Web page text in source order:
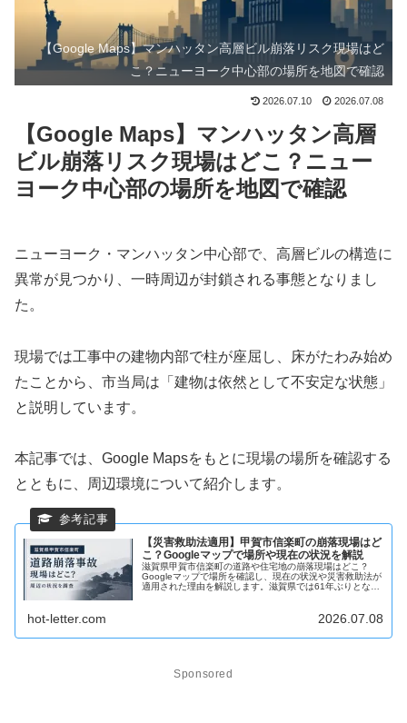
【Google Maps】マンハッタン高層ビル崩落リスク現場はど
こ？ニューヨーク中心部の場所を地図で確認
2026.07.10 2026.07.08
【Google Maps】マンハッタン高層
ビル崩落リスク現場はどこ？ニュー
ヨーク中心部の場所を地図で確認
ニューヨーク・マンハッタン中心部で、高層ビルの構造に
異常が見つかり、一時周辺が封鎖される事態となりまし
た。
現場では工事中の建物内部で柱が座屈し、床がたわみ始め
たことから、市当局は「建物は依然として不安定な状態」
と説明しています。
本記事では、Google Mapsをもとに現場の場所を確認する
とともに、周辺環境について紹介します。
【災害救助法適用】甲賀市信楽町の崩落現場はど
こ？Googleマップで場所や現在の状況を解説
滋賀県甲賀市信楽町の道路や住宅地の崩落現場はどこ？
Googleマップで場所を確認し、現在の状況や災害救助法が
適用された理由を解説します。滋賀県では61年ぶりとなる
hot-letter.com 2026.07.08